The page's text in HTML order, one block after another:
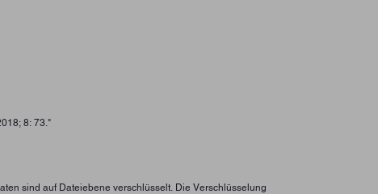
8: 73."
sind auf Dateiebene verschlüsselt. Die Verschlüsselung